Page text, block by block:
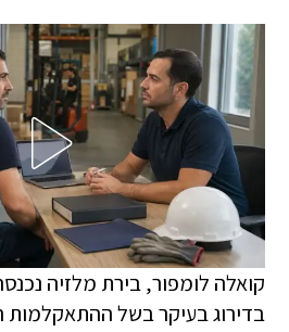
קואלה לומפור, בירת מלזיה
בדירוג בעיקר בשל